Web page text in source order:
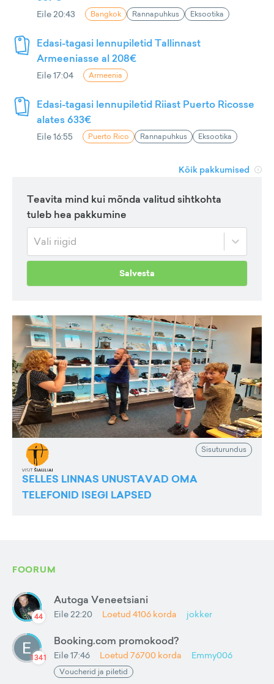
Eile 20:43 Bangkok Rannapuhkus Eksootika
Edasi-tagasi lennupiletid Tallinnast
Armeeniasse al 208€
Eile 17:04 Armeenia
Edasi-tagasi lennupiletid Riiast Puerto Ricosse
alates 633€
Eile 16:55 Puerto Rico Rannapuhkus Eksootika
Kõik pakkumised
Teavita mind kui mõnda valitud sihtkohta
tuleb hea pakkumine
Vali riigid
Salvesta
Sisuturundus
SELLES LINNAS UNUSTAVAD OMA
TELEFONID ISEGI LAPSED
FOORUM
44
Autoga Veneetsiani
Eile 22:20 Loetud 4106 korda jokker
1341
Booking.com promokood?
Eile 17:46 Loetud 76700 korda Emmy006
Voucherid ja piletid